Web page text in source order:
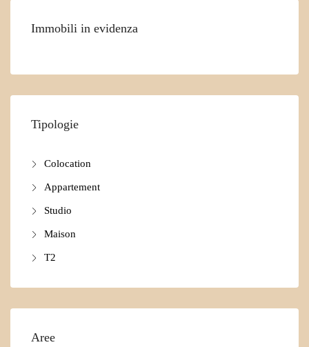
Immobili in evidenza
Tipologie
Colocation
Appartement
Studio
Maison
T2
Aree